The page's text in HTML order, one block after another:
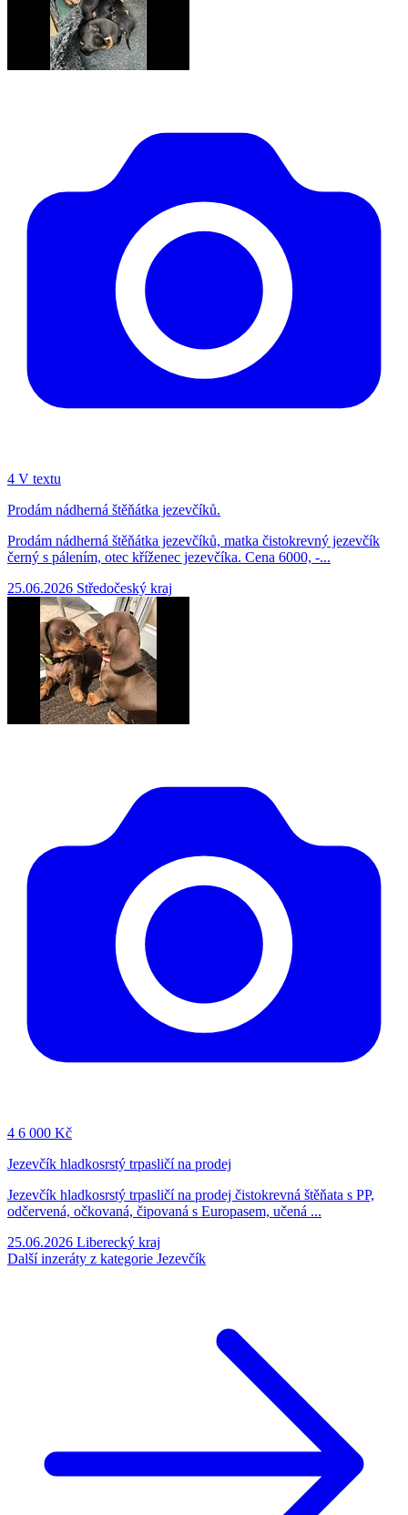
4 V textu
Prodám nádherná štěňátka jezevčíků.
Prodám nádherná štěňátka jezevčíků, matka čistokrevný jezevčík
černý s pálením, otec kříženec jezevčíka. Cena 6000, -...
25.06.2026 Středočeský kraj
4 6 000 Kč
Jezevčík hladkosrstý trpasličí na prodej
Jezevčík hladkosrstý trpasličí na prodej čistokrevná štěňata s PP,
odčervená, očkovaná, čipovaná s Europasem, učená ...
25.06.2026 Liberecký kraj
Další inzeráty z kategorie Jezevčík